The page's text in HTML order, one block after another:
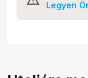
Legyen